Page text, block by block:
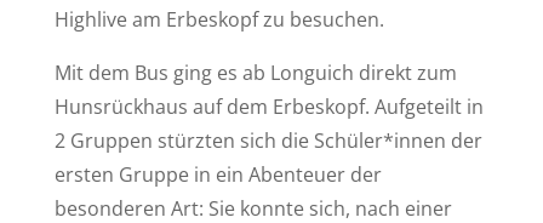
Highlive am Erbeskopf zu besuchen.
Mit dem Bus ging es ab Longuich direkt zum
Hunsrückhaus auf dem Erbeskopf. Aufgeteilt in
2 Gruppen stürzten sich die Schüler*innen der
ersten Gruppe in ein Abenteuer der
besonderen Art: Sie konnte sich, nach einer